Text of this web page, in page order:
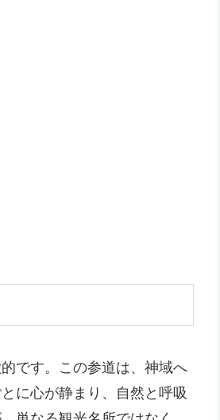
です。この参道は、神域へ
に心が静まり、自然と呼吸